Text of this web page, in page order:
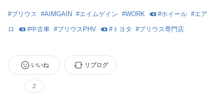
#プリウス #AIMGAIN #エイムゲイン #WORK #ホイール #エア
ロ #中古車 #プリウスPHV #トヨタ #プリウス専門店
いいね
2
リブログ